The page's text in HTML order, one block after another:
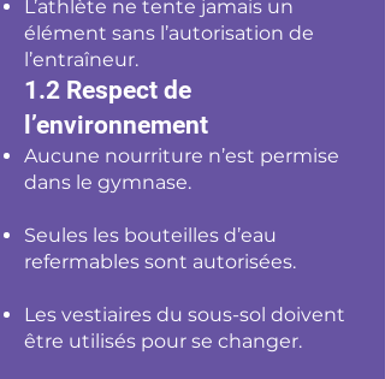
L’athlète ne tente jamais un
élément sans l’autorisation de
l’entraîneur.
1.2 Respect de
l’environnement
Aucune nourriture n’est permise
dans le gymnase.
Seules les bouteilles d’eau
refermables sont autorisées.
Les vestiaires du sous-sol doivent
être utilisés pour se changer.